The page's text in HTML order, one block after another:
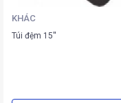
KHÁC
Túi đệm 15''